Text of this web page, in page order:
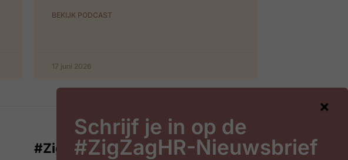
BEKIJK PODCAST
17 juni 2026
#ZigZagHR-Nieuwsbrief
Schrijf je in op de
#ZigZagHR-Nieuwsbrief